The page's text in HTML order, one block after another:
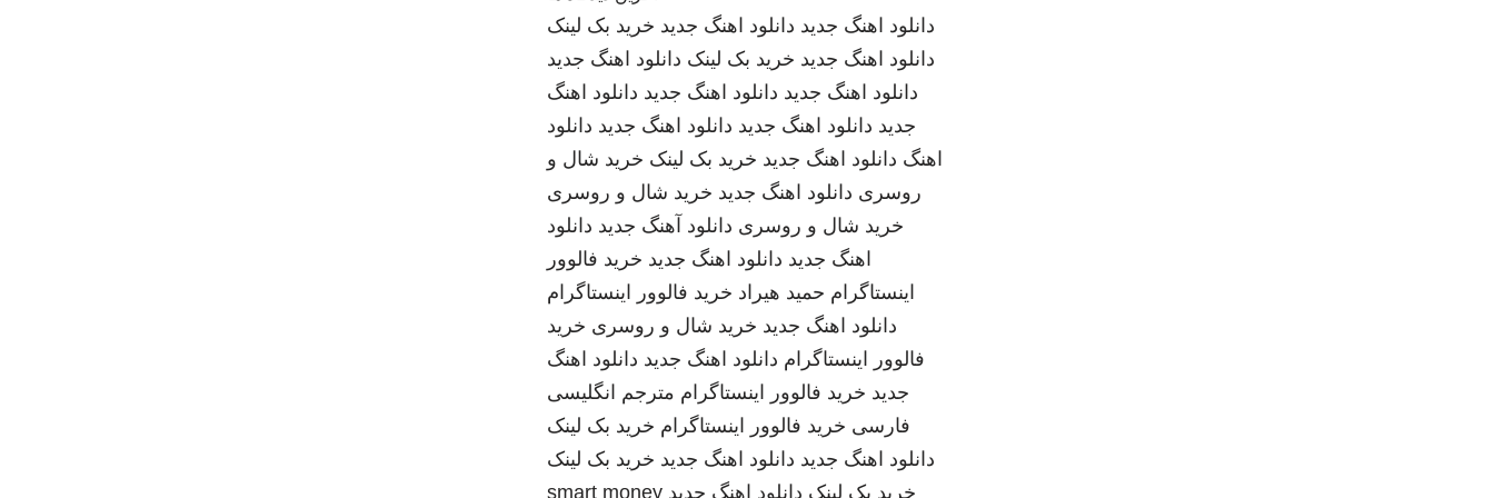
دانلود اهنگ جدید دانلود اهنگ جدید خرید بک لینک
دانلود اهنگ جدید خرید بک لینک دانلود اهنگ جدید
دانلود اهنگ جدید دانلود اهنگ جدید دانلود اهنگ
جدید دانلود اهنگ جدید دانلود اهنگ جدید دانلود
اهنگ دانلود اهنگ جدید خرید بک لینک خرید شال و
روسری دانلود اهنگ جدید خرید شال و روسری
خرید شال و روسری دانلود آهنگ جدید دانلود
اهنگ جدید دانلود اهنگ جدید خرید فالوور
اینستاگرام حمید هیراد خرید فالوور اینستاگرام
دانلود اهنگ جدید خرید شال و روسری خرید
فالوور اینستاگرام دانلود اهنگ جدید دانلود اهنگ
جدید خرید فالوور اینستاگرام مترجم انگلیسی
فارسی خرید فالوور اینستاگرام خرید بک لینک
دانلود اهنگ جدید دانلود اهنگ جدید خرید بک لینک
خرید بک لینک دانلود اهنگ جدید smart money